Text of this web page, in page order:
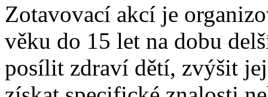
Zotavovací akcí je
věku do 15 let na dobu
posílit zdraví dětí, zvýšit